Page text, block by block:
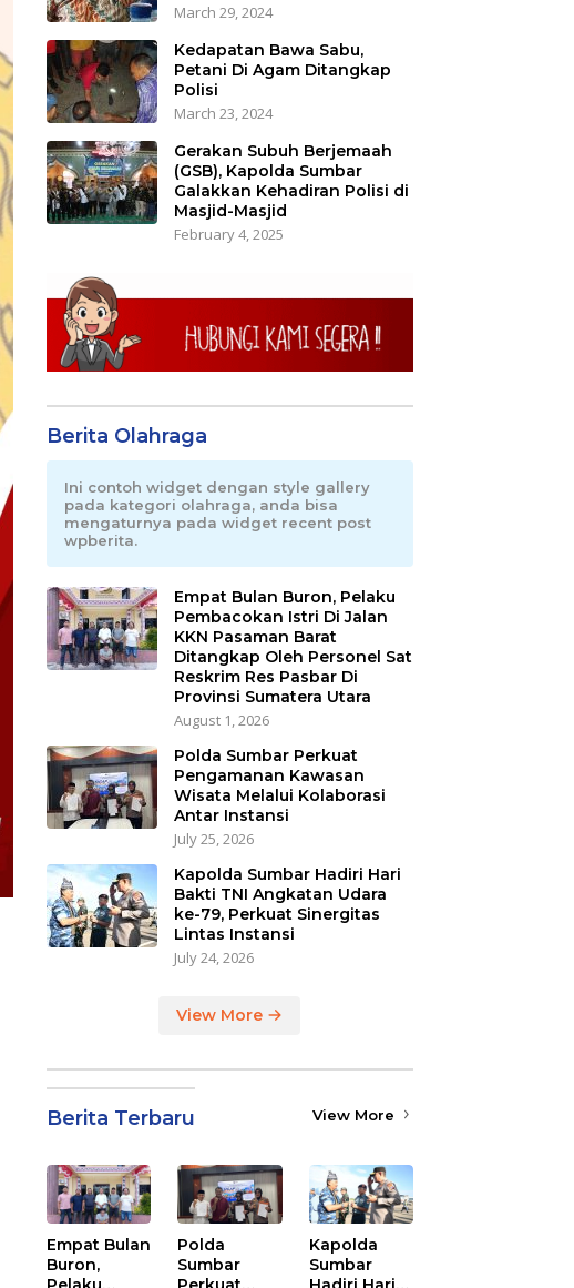
March 29, 2024
Kedapatan Bawa Sabu,
Petani Di Agam Ditangkap
Polisi
March 23, 2024
Gerakan Subuh Berjemaah
(GSB), Kapolda Sumbar
Galakkan Kehadiran Polisi di
Masjid-Masjid
February 4, 2025
Berita Olahraga
Ini contoh widget dengan style gallery
pada kategori olahraga, anda bisa
mengaturnya pada widget recent post
wpberita.
Empat Bulan Buron, Pelaku
Pembacokan Istri Di Jalan
KKN Pasaman Barat
Ditangkap Oleh Personel Sat
Reskrim Res Pasbar Di
Provinsi Sumatera Utara
August 1, 2026
Polda Sumbar Perkuat
Pengamanan Kawasan
Wisata Melalui Kolaborasi
Antar Instansi
July 25, 2026
Kapolda Sumbar Hadiri Hari
Bakti TNI Angkatan Udara
ke-79, Perkuat Sinergitas
Lintas Instansi
July 24, 2026
View More
Berita Terbaru View More
Empat Bulan
Buron,
Polda
Sumbar
Kapolda
Sumbar